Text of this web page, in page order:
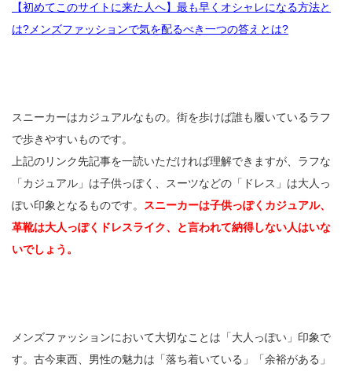
【初めてこのサイトに来た人へ】最も早くオシャレになる方法と
は?メンズファッションで気を配るべき一つの答えとは?
スニーカーはカジュアルなもの。街を歩けば誰も履いているラフ
で歩きやすいものです。
上記のリンク先記事を一読いただければ理解できますが、ラフな
「カジュアル」は子供っぽく、スーツなどの「ドレス」は大人っ
ぽい印象となるものです。 スニーカーは子供っぽくカジュアル、
革靴は大人っぽくドレスライク、と言われて納得しない人はいな
いでしょう。
メンズファッションにおいて大切なことは「大人っぽい」印象で
す。古今東西、男性の魅力は「落ち着いている」「余裕がある」